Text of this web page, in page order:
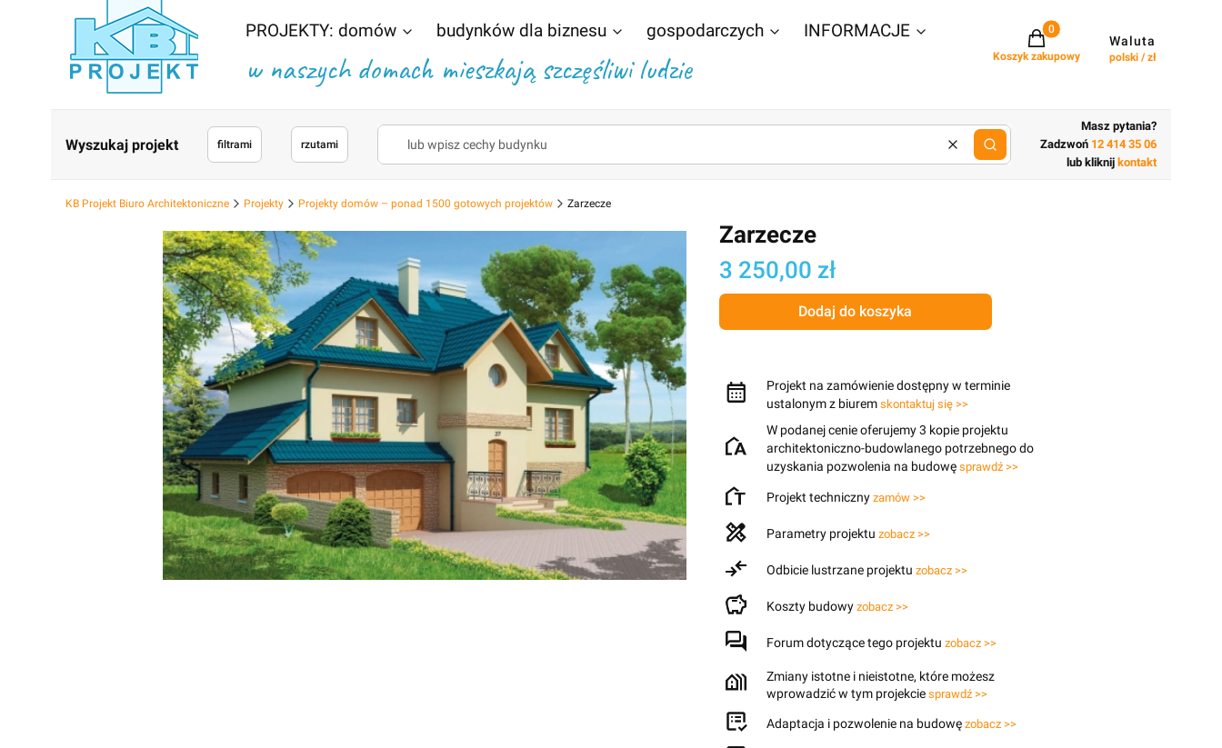
PROJEKTY: domów budynków dla biznesu gospodarczych INFORMACJE
w naszych domach mieszkają szczęśliwi ludzie
Projekty w koszyku: 0. Zobacz
Koszyk zakupowy
Waluta
polski / zł
Wyszukaj projekt filtrami rzutami
Wyczyśćlub wpisz cechy budynku
Masz pytania?
Zadzwoń 12 414 35 06
lub kliknij kontakt
KB Projekt Biuro Architektoniczne Projekty Projekty domów – ponad 1500 gotowych projektów Zarzecze
Zarzecze
Cena
3 250,00 zł
Dodaj do koszyka
Projekt na zamówienie dostępny w terminie
ustalonym z biurem skontaktuj się >>
W podanej cenie oferujemy 3 kopie projektu
architektoniczno-budowlanego potrzebnego do
uzyskania pozwolenia na budowę sprawdź >>
Projekt techniczny zamów >>
Parametry projektu zobacz >>
Odbicie lustrzane projektu zobacz >>
Koszty budowy zobacz >>
Forum dotyczące tego projektu zobacz >>
Zmiany istotne i nieistotne, które możesz
wprowadzić w tym projekcie sprawdź >>
Adaptacja i pozwolenie na budowę zobacz >>